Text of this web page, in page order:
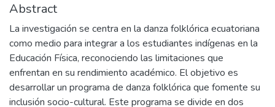
Abstract
La investigación se centra en la danza folklórica ecuatoriana
como medio para integrar a los estudiantes indígenas en la
Educación Física, reconociendo las limitaciones que
enfrentan en su rendimiento académico. El objetivo es
desarrollar un programa de danza folklórica que fomente su
inclusión socio-cultural. Este programa se divide en dos